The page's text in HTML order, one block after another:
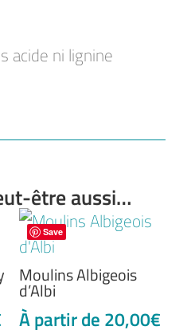
acide ni lignine
être aussi…
Save
Moulins Albigeois
d’Albi
À partir de 20,00€